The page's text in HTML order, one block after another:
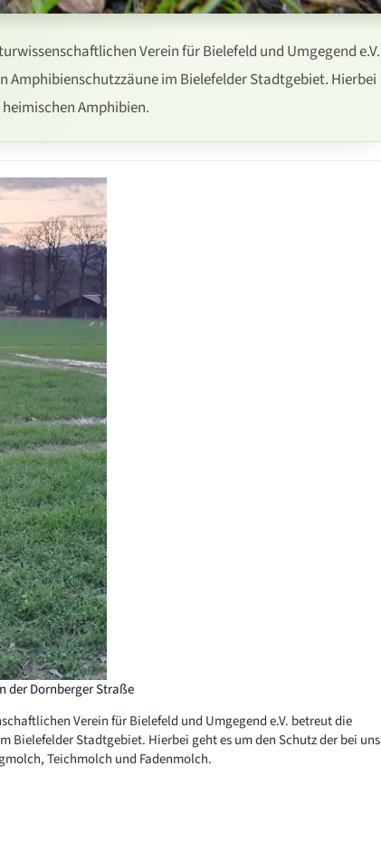
Verein für Bielefeld und Umgegend e.V.
im Bielefelder Stadtgebiet. Hierbei
Amphibien.
der Dornberger Straße
Verein für Bielefeld und Umgegend e.V. betreut die
Stadtgebiet. Hierbei geht es um den Schutz der bei uns
Teichmolch und Fadenmolch.